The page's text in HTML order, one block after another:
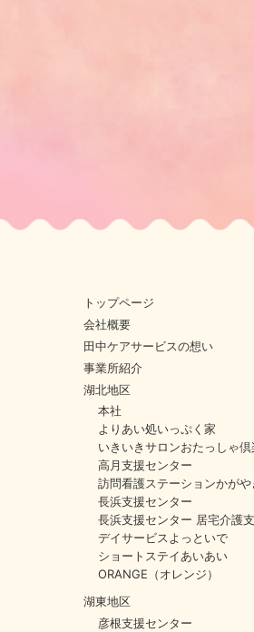
トップページ
会社概要
田中ケアサービスの想い
事業所紹介
湖北地区
本社
よりあい処いっぷく家
いきいきサロンおたっしゃ倶
高月支援センター
訪問看護ステーションかがや
長浜支援センター
長浜支援センター 居宅介護
デイサービスよっといで
ショートステイあいあい
ORANGE（オレンジ）
湖東地区
彦根支援センター